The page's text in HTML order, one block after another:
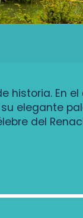
historia. En el
elegante
del